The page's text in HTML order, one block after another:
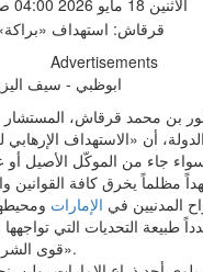
الاثنين 18 مايو 2026 04:00 صباحاً
Advertisements
ابوظبي - سيف
بن محمد قرقاش،
أن «الاستهداف
سواء جاء من الموكّل الأصيل أو
مظلماً يخرق كافة القوانين
المدنيين في الإمارات
طبيعة التحديات التي
قوى الشر والفوضى والتخريب».